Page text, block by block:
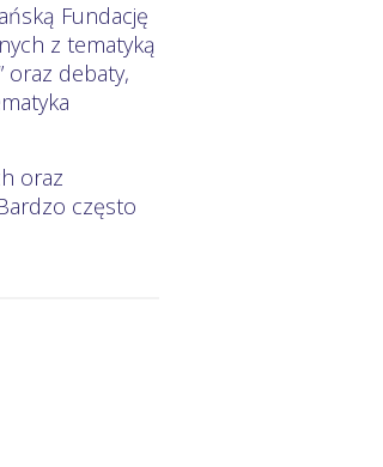
Fundację
z tematyką
oraz debaty,
oraz
często